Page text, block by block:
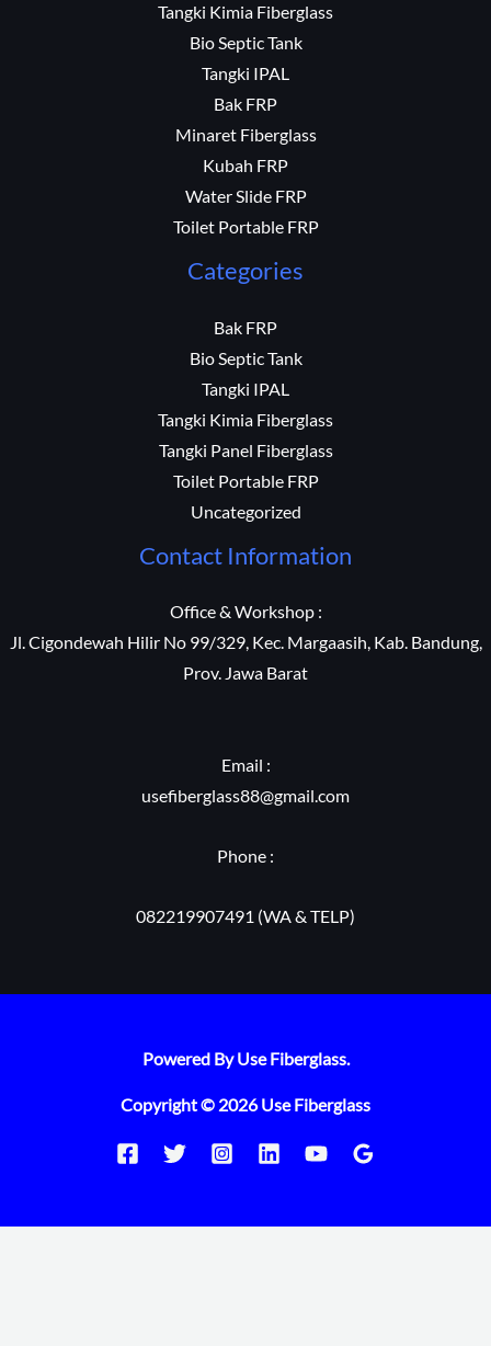
Tangki Kimia Fiberglass
Bio Septic Tank
Tangki IPAL
Bak FRP
Minaret Fiberglass
Kubah FRP
Water Slide FRP
Toilet Portable FRP
Categories
Bak FRP
Bio Septic Tank
Tangki IPAL
Tangki Kimia Fiberglass
Tangki Panel Fiberglass
Toilet Portable FRP
Uncategorized
Contact Information
Office & Workshop :
Jl. Cigondewah Hilir No 99/329, Kec. Margaasih, Kab. Bandung,
Prov. Jawa Barat
Email :
usefiberglass88@gmail.com
Phone :
082219907491 (WA & TELP)
Powered By Use Fiberglass.
Copyright © 2026 Use Fiberglass